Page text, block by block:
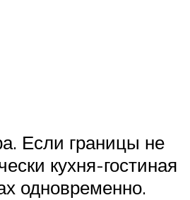
Если границы не
кухня-гостиная
одновременно.